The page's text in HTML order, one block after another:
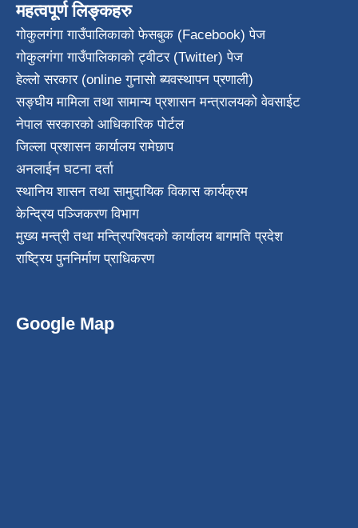
महत्वपूर्ण लिङ्कहरु
गोकुलगंगा गाउँपालिकाको फेसबुक (Facebook) पेज
गोकुलगंगा गाउँपालिकाको ट्वीटर (Twitter) पेज
हेल्लो सरकार (online गुनासो ब्यवस्थापन प्रणाली)
सङ्घीय मामिला तथा सामान्य प्रशासन मन्त्रालयको वेवसाईट
नेपाल सरकारको आधिकारिक पोर्टल
जिल्ला प्रशासन कार्यालय रामेछाप
अनलाईन घटना दर्ता
स्थानिय शासन तथा सामुदायिक विकास कार्यक्रम
केन्द्रिय पञ्जिकरण विभाग
मुख्य मन्त्री तथा मन्त्रिपरिषदको कार्यालय बागमति प्रदेश
राष्ट्रिय पुननिर्माण प्राधिकरण
Google Map